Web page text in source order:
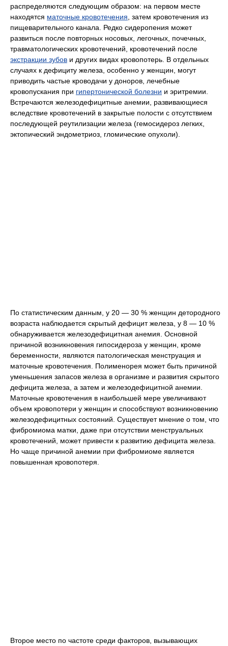
распределяются следующим образом: на первом месте
находятся маточные кровотечения , затем кровотечения из
пищеварительного канала. Редко сидеропения может
развиться после повторных носовых, легочных, почечных,
травматологических кровотечений, кровотечений после
экстракции зубов и других видах кровопотерь. В отдельных
случаях к дефициту железа, особенно у женщин, могут
приводить частые кроводачи у доноров, лечебные
кровопускания при гипертонической болезни и эритремии.
Встречаются железодефицитные анемии, развивающиеся
вследствие кровотечений в закрытые полости с отсутствием
последующей реутилизации железа (гемосидероз легких,
эктопический эндометриоз, гломические опухоли).
По статистическим данным, у 20 — 30 % женщин детородного
возраста наблюдается скрытый дефицит железа, у 8 — 10 %
обнаруживается железодефицитная анемия. Основной
причиной возникновения гипосидероза у женщин, кроме
беременности, являются патологическая менструация и
маточные кровотечения. Полименорея может быть причиной
уменьшения запасов железа в организме и развития скрытого
дефицита железа, а затем и железодефицитной анемии.
Маточные кровотечения в наибольшей мере увеличивают
объем кровопотери у женщин и способствуют возникновению
железодефицитных состояний. Существует мнение о том, что
фибромиома матки, даже при отсутствии менструальных
кровотечений, может привести к развитию дефицита железа.
Но чаще причиной анемии при фибромиоме является
повышенная кровопотеря.
Второе место по частоте среди факторов, вызывающих